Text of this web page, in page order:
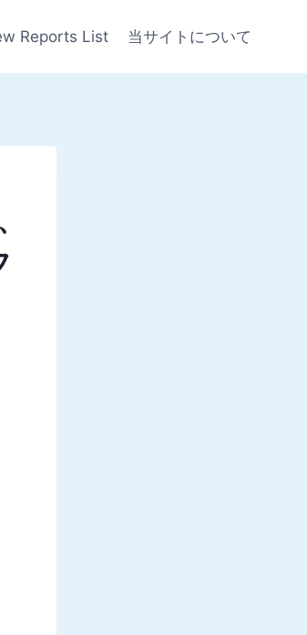
Reports List 当サイトについて